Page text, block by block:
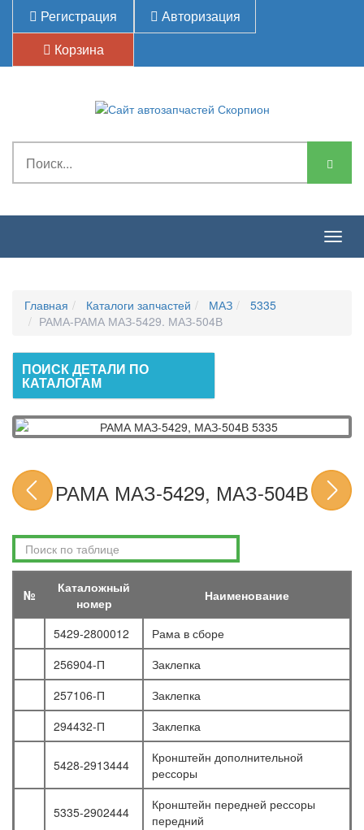
Регистрация
Авторизация
Корзина
Главная Каталоги запчастей МАЗ
5335
РАМА-РАМА МАЗ-5429, МАЗ-504В
ПОИСК ДЕТАЛИ ПО
КАТАЛОГАМ
РАМА МАЗ-5429, МАЗ-504В
№
Каталожный
номер
Наименование
5429-2800012
Рама в сборе
256904-П
Заклепка
257106-П
Заклепка
294432-П
Заклепка
5428-2913444
Кронштейн дополнительной
рессоры
5335-2902444
Кронштейн передней рессоры
передний